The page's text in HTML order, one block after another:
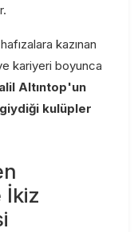
kazınan
kariyeri boyunca
Altıntop'un
kulüpler
İkiz